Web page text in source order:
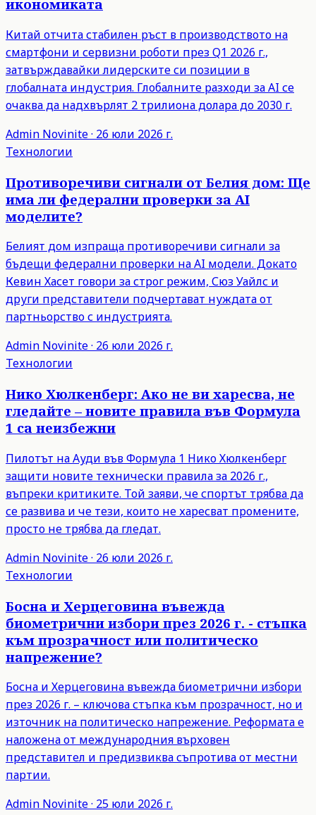
икономиката
Китай отчита стабилен ръст в производството на
смартфони и сервизни роботи през Q1 2026 г.,
затвърждавайки лидерските си позиции в
глобалната индустрия. Глобалните разходи за AI се
очаква да надхвърлят 2 трилиона долара до 2030 г.
Admin Novinite· 26 юли 2026 г.
Технологии
Противоречиви сигнали от Белия дом: Ще
има ли федерални проверки за AI
моделите?
Белият дом изпраща противоречиви сигнали за
бъдещи федерални проверки на AI модели. Докато
Кевин Хасет говори за строг режим, Сюз Уайлс и
други представители подчертават нуждата от
партньорство с индустрията.
Admin Novinite· 26 юли 2026 г.
Технологии
Нико Хюлкенберг: Ако не ви харесва, не
гледайте – новите правила във Формула
1 са неизбежни
Пилотът на Ауди във Формула 1 Нико Хюлкенберг
защити новите технически правила за 2026 г.,
въпреки критиките. Той заяви, че спортът трябва да
се развива и че тези, които не харесват промените,
просто не трябва да гледат.
Admin Novinite· 26 юли 2026 г.
Технологии
Босна и Херцеговина въвежда
биометрични избори през 2026 г. - стъпка
към прозрачност или политическо
напрежение?
Босна и Херцеговина въвежда биометрични избори
през 2026 г. – ключова стъпка към прозрачност, но и
източник на политическо напрежение. Реформата е
наложена от международния върховен
представител и предизвиква съпротива от местни
партии.
Admin Novinite· 25 юли 2026 г.